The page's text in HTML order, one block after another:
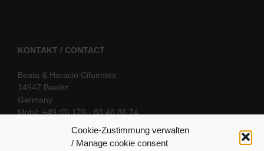
Cookie-Zustimmung verwalten
/ Manage cookie consent
KONTAKT / CONTACT
Beata & Horacio Cifuentes
14547 Beelitz
Germany
Mobil: +49 (0) 176 - 83 46 86 74